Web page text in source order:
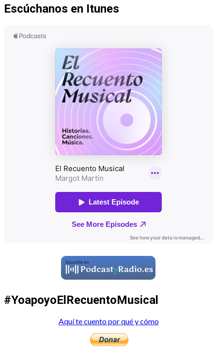
Escúchanos en Itunes
#YoapoyoElRecuentoMusical
Aquí te cuento por qué y cómo